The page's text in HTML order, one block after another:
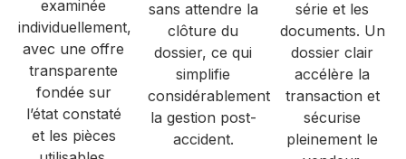
examinée
individuellement,
avec une offre
transparente
fondée sur
l’état constaté
et les pièces
sans attendre la
clôture du
dossier, ce qui
simplifie
considérablement
la gestion post-
accident.
série et les
documents. Un
dossier clair
accélère la
transaction et
sécurise
pleinement le